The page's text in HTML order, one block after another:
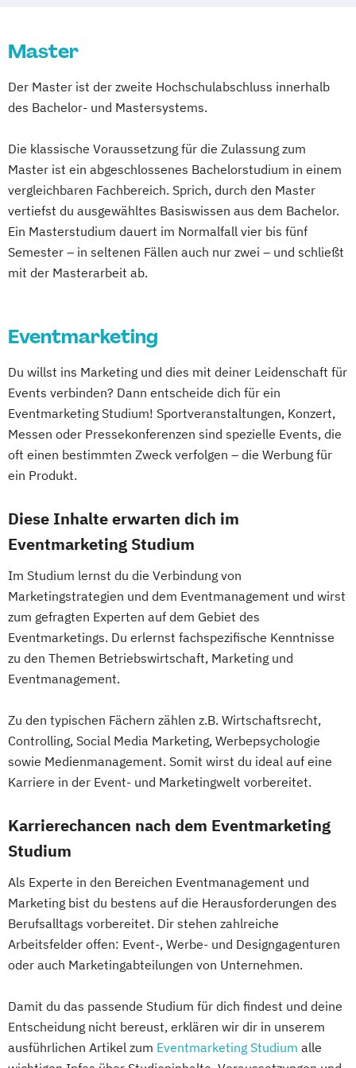
Master
Der Master ist der zweite Hochschulabschluss innerhalb
des Bachelor- und Mastersystems.
Die klassische Voraussetzung für die Zulassung zum
Master ist ein abgeschlossenes Bachelorstudium in einem
vergleichbaren Fachbereich. Sprich, durch den Master
vertiefst du ausgewähltes Basiswissen aus dem Bachelor.
Ein Masterstudium dauert im Normalfall vier bis fünf
Semester – in seltenen Fällen auch nur zwei – und schließt
mit der Masterarbeit ab.
Eventmarketing
Du willst ins Marketing und dies mit deiner Leidenschaft für
Events verbinden? Dann entscheide dich für ein
Eventmarketing Studium! Sportveranstaltungen, Konzert,
Messen oder Pressekonferenzen sind spezielle Events, die
oft einen bestimmten Zweck verfolgen – die Werbung für
ein Produkt.
Diese Inhalte erwarten dich im
Eventmarketing Studium
Im Studium lernst du die Verbindung von
Marketingstrategien und dem Eventmanagement und wirst
zum gefragten Experten auf dem Gebiet des
Eventmarketings. Du erlernst fachspezifische Kenntnisse
zu den Themen Betriebswirtschaft, Marketing und
Eventmanagement.
Zu den typischen Fächern zählen z.B. Wirtschaftsrecht,
Controlling, Social Media Marketing, Werbepsychologie
sowie Medienmanagement. Somit wirst du ideal auf eine
Karriere in der Event- und Marketingwelt vorbereitet.
Karrierechancen nach dem Eventmarketing
Studium
Als Experte in den Bereichen Eventmanagement und
Marketing bist du bestens auf die Herausforderungen des
Berufsalltags vorbereitet. Dir stehen zahlreiche
Arbeitsfelder offen: Event-, Werbe- und Designgagenturen
oder auch Marketingabteilungen von Unternehmen.
Damit du das passende Studium für dich findest und deine
Entscheidung nicht bereust, erklären wir dir in unserem
ausführlichen Artikel zum Eventmarketing Studium alle